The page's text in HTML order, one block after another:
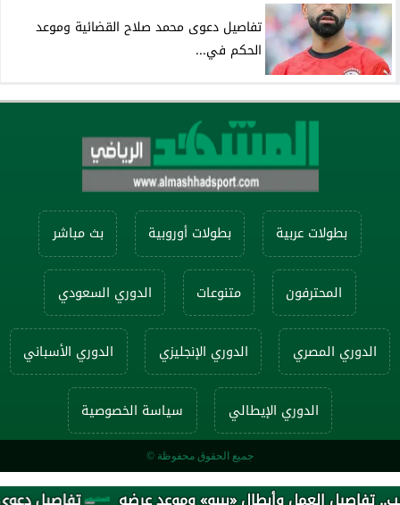
تفاصيل دعوى محمد صلاح القضائية وموعد
الحكم في...
بطولات عربية بطولات أوروبية بث مباشر
المحترفون متنوعات الدوري السعودي
الدوري المصري الدوري الإنجليزي الدوري الأسباني
الدوري الإيطالي سياسة الخصوصية
جميع الحقوق محفوظة ©